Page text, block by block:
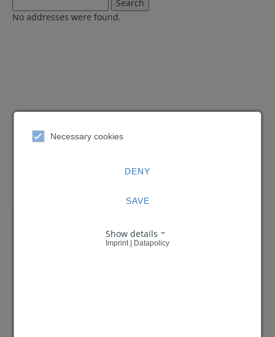
No addresses were found.
Necessary cookies
DENY
SAVE
Show details
Imprint | Datapolicy